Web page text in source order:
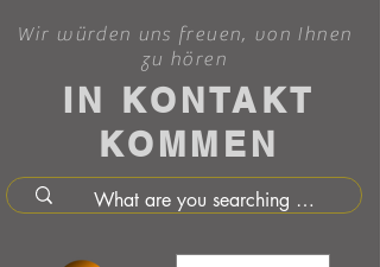
IN KONTAKT
KOMMEN
Wir würden uns freuen, von Ihnen
zu hören